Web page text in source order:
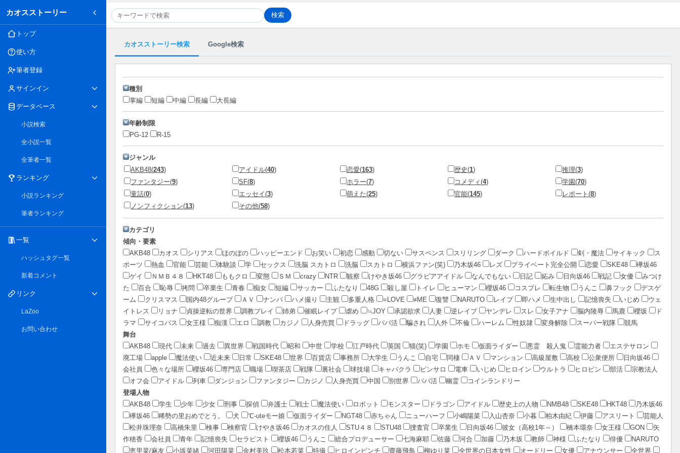
カオスストーリー
トップ
使い方
筆者登録
サインイン
データベース
小説検索
全小説一覧
全筆者一覧
ランキング
小説ランキング
筆者ランキング
一覧
ハッシュタグ一覧
新着コメント
リンク
LaZoo
お問い合わせ
カオスストーリー検索 Google検索
種別
掌編
短編 中編 長編 大長編
年齢制限
PG-12
R-15
ジャンル
AKB48(243) アイドル(40) 恋愛(163) 歴史(1) 推理(3)
ファンタジー(9) SF(8) ホラー(7) コメディ(4) 学園(70)
童話(0) エッセイ(3) 萌えた(25) 官能(145) レポート(8)
ノンフィクション(13) その他(58)
カテゴリ
傾向・要素
AKB48
カオス シリアス ほのぼの ハッピーエンド お笑い 初恋 感動 切ない サスペンス スリリング ダーク ハードボイルド 剣・魔法 サイキック
ス
ポーツ
熱血 官能 芸能 体験談 学 セックス 洗脳 スカトロ 洗脳 スカトロ 横浜ファン(笑) 乃木坂46 レズ プライベート完全公開 恋愛 SKE48
欅坂46
ゲイ
ＮＭＢ４８ HKT48 ももクロ 変態 ＳＭ crazy NTR 観察 けやき坂46 グラビアアイドル なんでもない 日記 妬み 日向坂46 戦記 女優
みつけ
た
百合 恥辱 拷問 卒業生 青春 痴女 短編 サッカー ふたなり 48G 殺し屋 トイレ ヒューマン 櫻坂46 コスプレ 転生物 うんこ 鼻フック
デスゲ
ーム
クリスマス 国内48グループ ＡＶ ナンパ ハメ撮り 主観 多重人格 =LOVE ≠ME 復讐 NARUTO レイプ 即ハメ 生中出し 記憶喪失 いじめ
ウェ
イトレス
リョナ 貞操逆転の世界 調教プレイ 姉弟 催眠レイプ 虐め ≒JOY 承認欲求 人妻 逆レイプ ヤンデレ スレ 女子アナ 脳内陵辱 馬鹿 櫻坂
ド
ラマ
サイコパス 女王様 痴漢 エロ 調教 カジノ 人身売買 ドラッグ パパ活 騙され 人外 不倫 ハーレム 性奴隷 変身解除 スーパー戦隊
競馬
舞台
AKB48
現代 未来 過去 異世界 戦国時代 昭和 中世 学校 江戸時代 英国 猫(笑) 学園 ホモ 仮面ライダー 悪霊 殺人鬼 霊能力者
エステサロン
廃工場
apple 魔法使い 近未来 日常 SKE48 世界 百貨店 事務所 大学生 うんこ 自宅 同棲 ＡＶ マンション 高級屋敷 高校 公衆便所
日向坂46
会社員
色々な場所 櫻坂46 専門店 職場 喫茶店 戦隊 裏社会 球技場 キャバクラ ピンサロ 電車 いじめ ヒロイン ウルトラ ヒロピン 部活
宗教法人
オフ会
アイドル 列車 ダンジョン ファンタジー カジノ 人身売買 中国 別世界 パパ活 幽霊
コインランドリー
登場人物
AKB48
学生 少年 少女 刑事 探偵 弁護士 戦士 魔法使い ロボット モンスター ドラゴン アイドル 歴史上の人物 NMB48 SKE48 HKT48
乃木坂46
欅坂46
稀勢の里おめでとう。 犬 ℃-uteモー娘 仮面ライダー NGT48 赤ちゃん ニューハーフ 小嶋陽菜 入山杏奈 小暮 柏木由紀 伊藤 アスリート
芸能人
松井珠理奈
高橋朱里 検事 検察官 けやき坂46 カオスの住人 STU４８ STU48 捜査官 卒業生 日向坂46 彼女（高校1年～） 橋本環奈 女王様 GON
矢
作穂香
会社員 青年 記憶喪失 セラピスト 櫻坂46 うんこ 総合プロデューサー 七海麻耶 佐藤 河合 加藤 乃木坂 教師 神様 ふたなり 俳優
NARUTO
恵里菜/麻友
小坂菜緒 河田陽菜 金村美玖 松本若菜 特撮 ヒロインピンチ 齋藤飛鳥 柳ゆり菜 全世界の日本女性 オードリー 女優 アナウンサー 全世界